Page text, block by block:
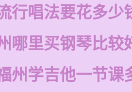
行唱法要花多少
哪里买钢琴比较
州学吉他一节课